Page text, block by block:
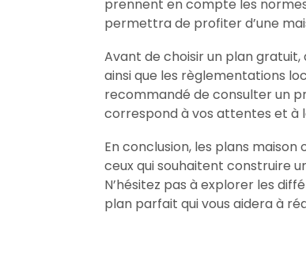
prennent en compte les
permettra de profiter d’une
Avant de choisir un plan
ainsi que les règlementations
recommandé de consulter un
correspond à vos attentes et à
En conclusion, les plans
ceux qui souhaitent construire
N’hésitez pas à explorer les
plan parfait qui vous aidera à